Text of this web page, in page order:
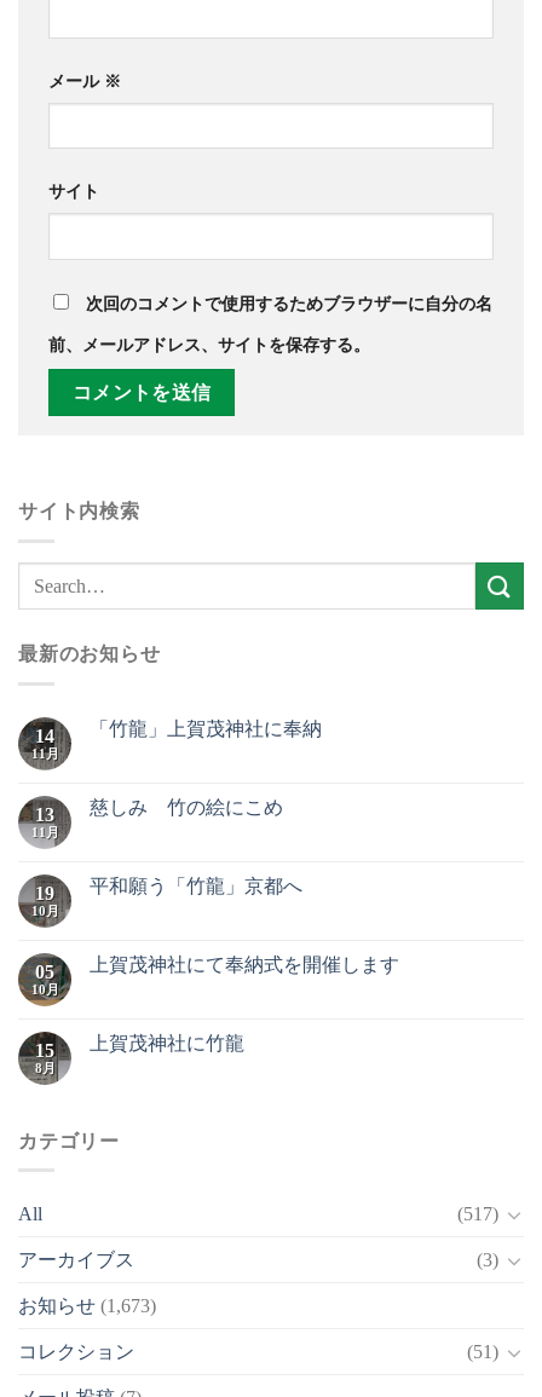
メール ※
サイト
次回のコメントで使用するためブラウザーに自分の名
前、メールアドレス、サイトを保存する。
サイト内検索
最新のお知らせ
14
11月
「竹龍」上賀茂神社に奉納
13
11月
慈しみ 竹の絵にこめ
19
10月
平和願う「竹龍」京都へ
05
10月
上賀茂神社にて奉納式を開催します
15
8月
上賀茂神社に竹龍
カテゴリー
All (517)
アーカイブス (3)
お知らせ (1,673)
コレクション (51)